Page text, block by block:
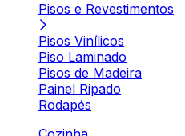
Pisos e Revestimentos
Pisos Vinílicos
Piso Laminado
Pisos de Madeira
Painel Ripado
Rodapés